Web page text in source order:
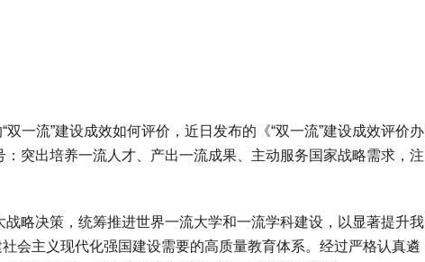
流”建设成效如何评价，近日发布的《“双一流”建设成效评价办
突出培养一流人才、产出一流成果、主动服务国家战略需求，注
决策，统筹推进世界一流大学和一流学科建设，以显著提升我
会主义现代化强国建设需要的高质量教育体系。经过严格认真遴